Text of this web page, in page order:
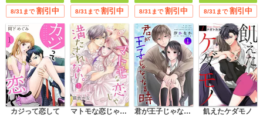
8/31まで 割引中 8/31まで 割引中 8/31まで 割引中 8/31まで 割引中
カジって恋して マトモな恋じゃ満たされない。 君が王子じゃなくなる時 飢えたケダモノ